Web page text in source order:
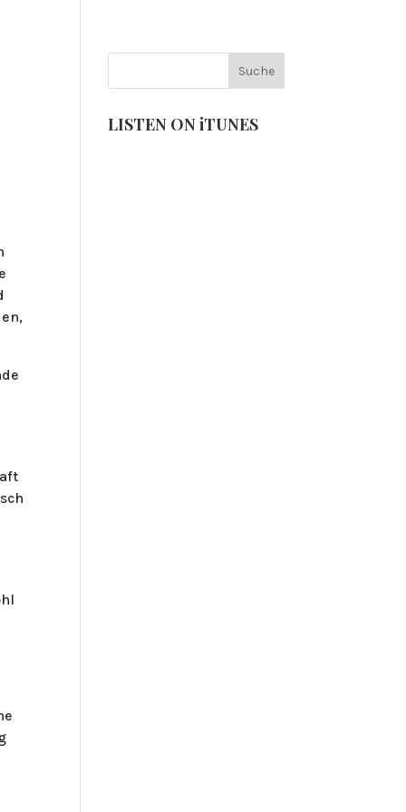
NEUIGKEITEN
LISTEN ON iTUNES